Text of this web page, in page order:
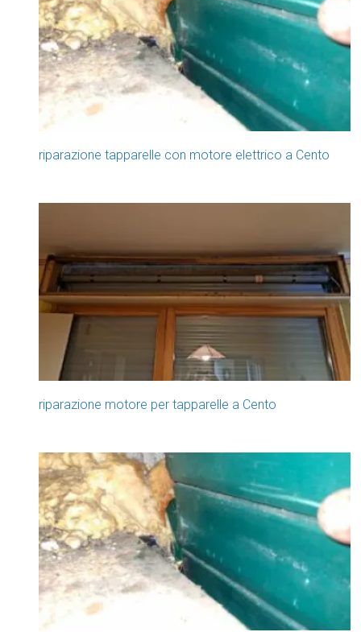
riparazione tapparelle con motore elettrico a Cento
riparazione motore per tapparelle a Cento